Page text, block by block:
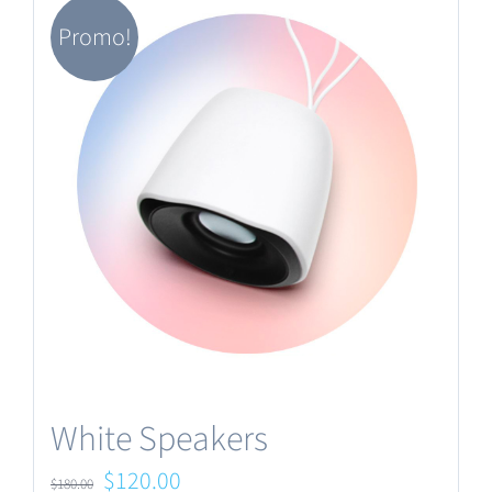
Promo!
White Speakers
$180.00 Le
$120.00